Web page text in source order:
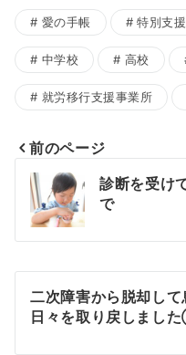
愛の手帳 特別支
中学校 高校
就労移行支援事業所
投
稿
ナ
ビ
ゲ
ー
前のページ
診断を受け
で
二次障害から脱却し
日々を取り戻しまし